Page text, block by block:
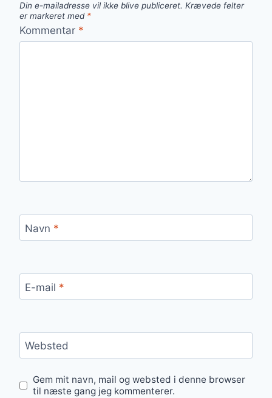
Din e-mailadresse vil ikke blive publiceret. Krævede felter
er markeret med *
Kommentar *
Navn *
E-mail *
Websted
Gem mit navn, mail og websted i denne browser
til næste gang jeg kommenterer.